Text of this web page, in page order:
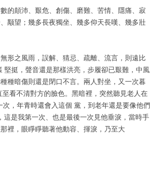
的顛沛、艱危、創傷、磨難、苦情、隱痛、寂
颙望；幾多長夜獨坐、幾多仰天長嘆、幾多壯
形之風雨，誤解、猜忌、疏離、流言，則遠比
挺，聲音還是那樣洪亮，步履卻已艱難，中風
種暗傷則還是閉口不言。兩人對坐，又一次暮
看不清對方的臉色。黑暗裡，突然聽見老人在
，年青時還會入這個 黨，到老年還是要像他們
，這是我第一次、也是最後一次見他垂淚，當時手
裡，眼睜睜聽著他動容、揮淚，乃至大